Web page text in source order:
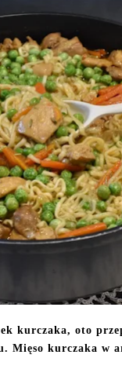
kurczaka, oto
Mięso kurczaka w